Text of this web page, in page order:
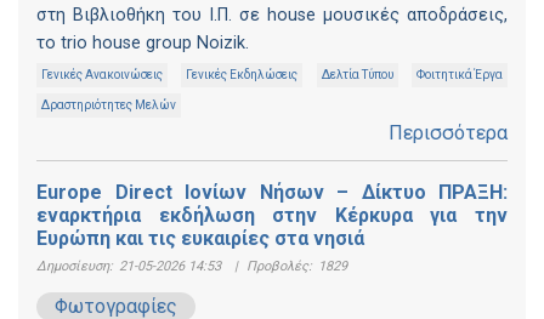
στη Βιβλιοθήκη του Ι.Π. σε house μουσικές αποδράσεις,
το trio house group Noizik.
Γενικές Ανακοινώσεις Γενικές Εκδηλώσεις Δελτία Τύπου Φοιτητικά Έργα
Δραστηριότητες Μελών
Περισσότερα
Europe Direct Ιονίων Νήσων – Δίκτυο ΠΡΑΞΗ:
εναρκτήρια εκδήλωση στην Κέρκυρα για την
Ευρώπη και τις ευκαιρίες στα νησιά
Δημοσίευση: 21-05-2026 14:53 | Προβολές: 1829
Φωτογραφίες